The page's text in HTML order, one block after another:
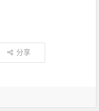
分享